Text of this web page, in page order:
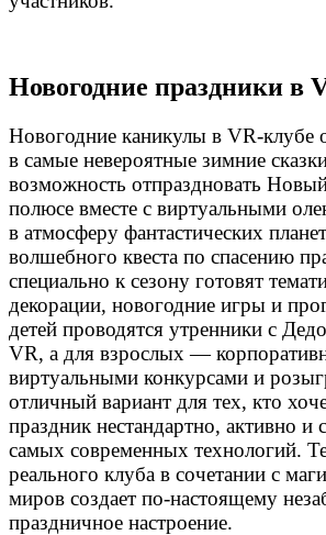
Новогодние праздники в
Новогодние каникулы в VR-клубе
в самые невероятные зимние
возможность отпраздновать
полюсе вместе с виртуальными
в атмосферу фантастических
волшебного квеста по спасению
специально к сезону готовят
декорации, новогодние игры и
детей проводятся утренники с
VR, а для взрослых —
виртуальными конкурсами и
отличный вариант для тех, кто
праздник нестандартно, активно и
самых современных технологий.
реального клуба в сочетании с
миров создает по-настоящему
праздничное настроение.